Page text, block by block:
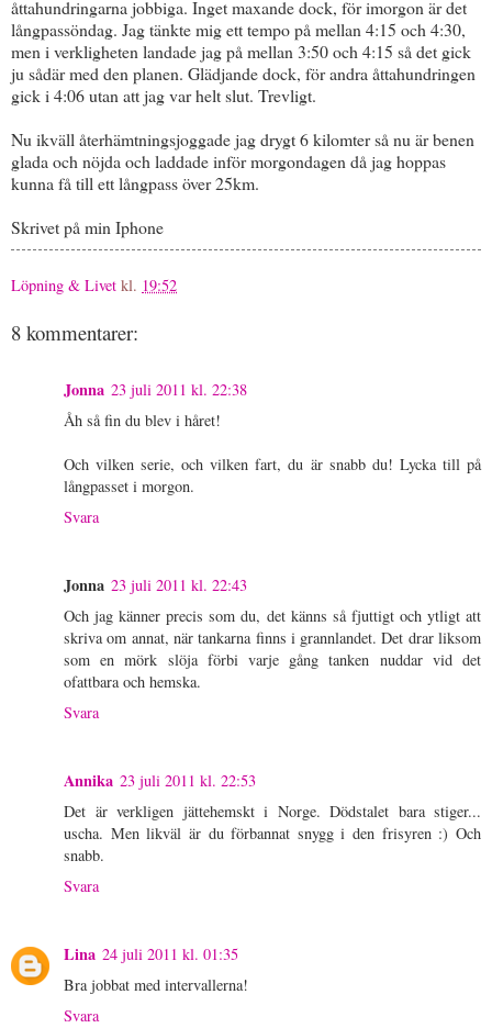
åttahundringarna jobbiga. Inget maxande dock, för imorgon är det
långpassöndag. Jag tänkte mig ett tempo på mellan 4:15 och 4:30,
men i verkligheten landade jag på mellan 3:50 och 4:15 så det gick
ju sådär med den planen. Glädjande dock, för andra åttahundringen
gick i 4:06 utan att jag var helt slut. Trevligt.
Nu ikväll återhämtningsjoggade jag drygt 6 kilomter så nu är benen
glada och nöjda och laddade inför morgondagen då jag hoppas
kunna få till ett långpass över 25km.
Skrivet på min Iphone
Löpning & Livet kl. 19:52
8 kommentarer:
Jonna 23 juli 2011 kl. 22:38
Åh så fin du blev i håret!
Och vilken serie, och vilken fart, du är snabb du! Lycka till på
långpasset i morgon.
Svara
Jonna 23 juli 2011 kl. 22:43
Och jag känner precis som du, det känns så fjuttigt och ytligt att
skriva om annat, när tankarna finns i grannlandet. Det drar liksom
som en mörk slöja förbi varje gång tanken nuddar vid det
ofattbara och hemska.
Svara
Annika 23 juli 2011 kl. 22:53
Det är verkligen jättehemskt i Norge. Dödstalet bara stiger...
uscha. Men likväl är du förbannat snygg i den frisyren :) Och
snabb.
Svara
Lina 24 juli 2011 kl. 01:35
Bra jobbat med intervallerna!
Svara